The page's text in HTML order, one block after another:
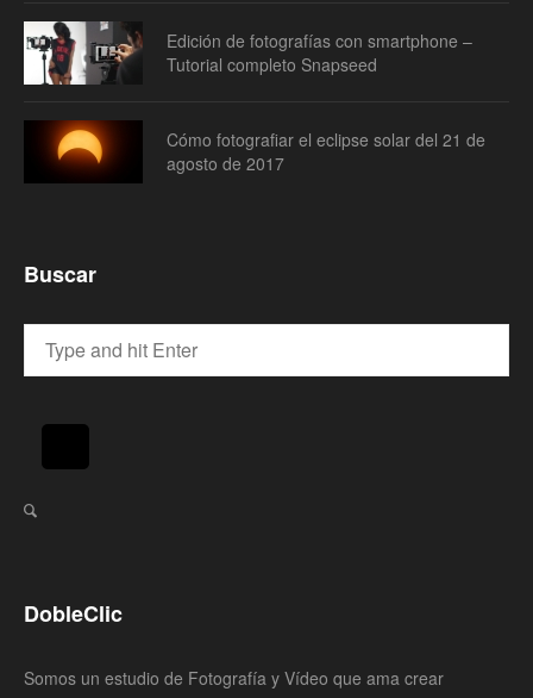
Edición de fotografías con smartphone –
Tutorial completo Snapseed
Cómo fotografiar el eclipse solar del 21 de
agosto de 2017
Buscar
DobleClic
Somos un estudio de Fotografía y Vídeo que ama crear